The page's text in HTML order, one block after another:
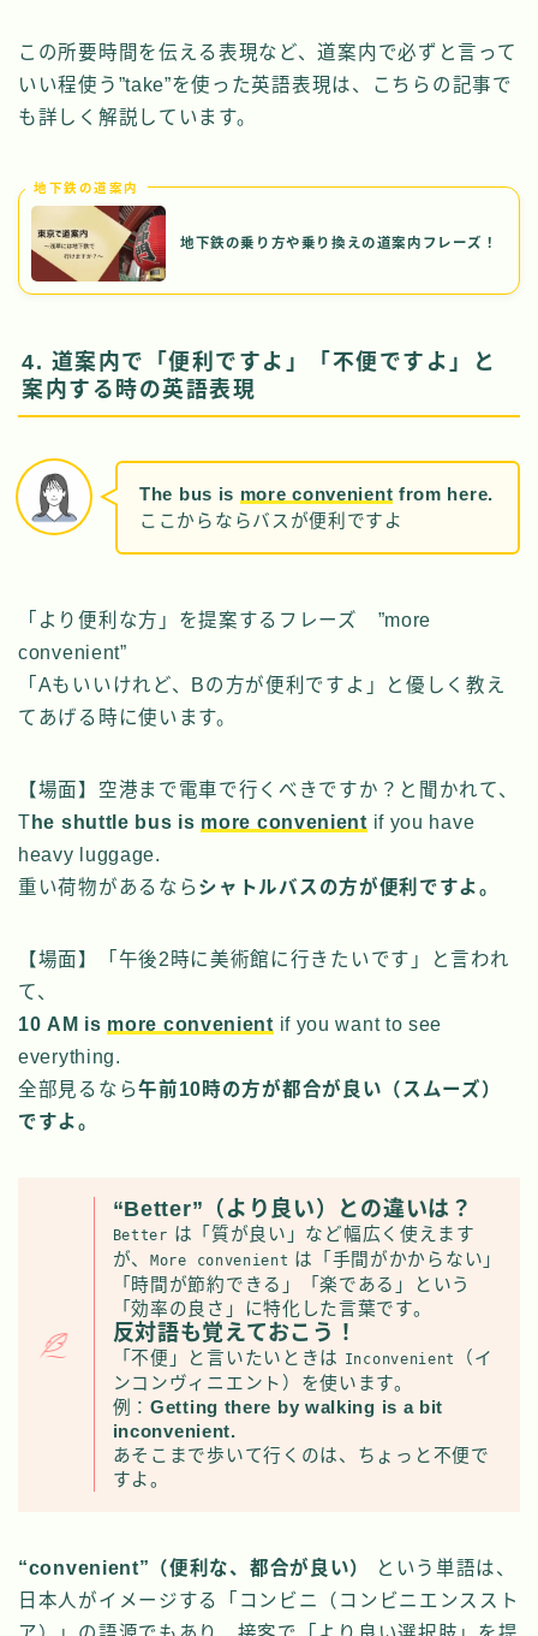
この所要時間を伝える表現など、道案内で必ずと言って
いい程使う”take”を使った英語表現は、こちらの記事で
も詳しく解説しています。
地下鉄の道案内
地下鉄の乗り方や乗り換えの道案内フレーズ！
4. 道案内で「便利ですよ」「不便ですよ」と
案内する時の英語表現
The bus is more convenient from here.
ここからならバスが便利ですよ
「より便利な方」を提案するフレーズ ”more
convenient”
「Aもいいけれど、Bの方が便利ですよ」と優しく教え
てあげる時に使います。
【場面】空港まで電車で行くべきですか？と聞かれて、
T he shuttle bus is more convenient if you have
heavy luggage.
重い荷物があるならシャトルバスの方が便利ですよ。
【場面】「午後2時に美術館に行きたいです」と言われ
て、
10 AM is more convenient if you want to see
everything.
全部見るなら午前10時の方が都合が良い（スムーズ）
ですよ。
“Better”（より良い）との違いは？
Better は「質が良い」など幅広く使えます
が、More convenient は「手間がかからない」
「時間が節約できる」「楽である」という
「効率の良さ」に特化した言葉です。
反対語も覚えておこう！
「不便」と言いたいときは Inconvenient
（イ
ンコンヴィニエント）を使います。
例：Getting there by walking is a bit
inconvenient.
あそこまで歩いて行くのは、ちょっと不便で
すよ。
“convenient”（便利な、都合が良い）
という単語は、
日本人がイメージする「コンビニ（コンビニエンススト